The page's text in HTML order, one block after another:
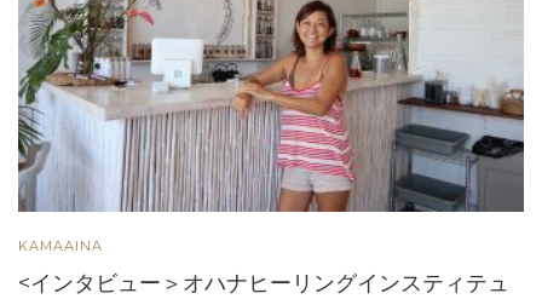
KAMAAINA
<インタビュー＞オハナヒーリングインスティテュ